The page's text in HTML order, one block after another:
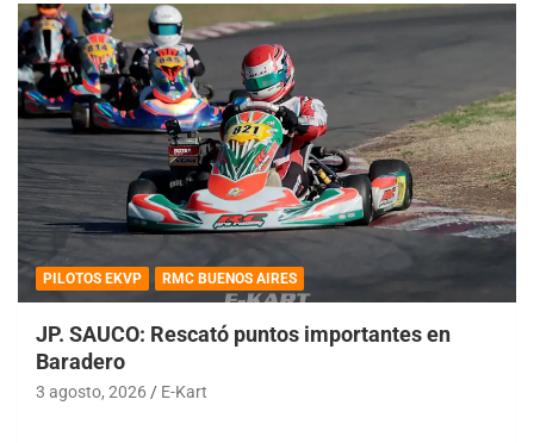
PILOTOS EKVP RMC BUENOS AIRES
JP. SAUCO: Rescató puntos importantes en
Baradero
3 agosto, 2026 E-Kart